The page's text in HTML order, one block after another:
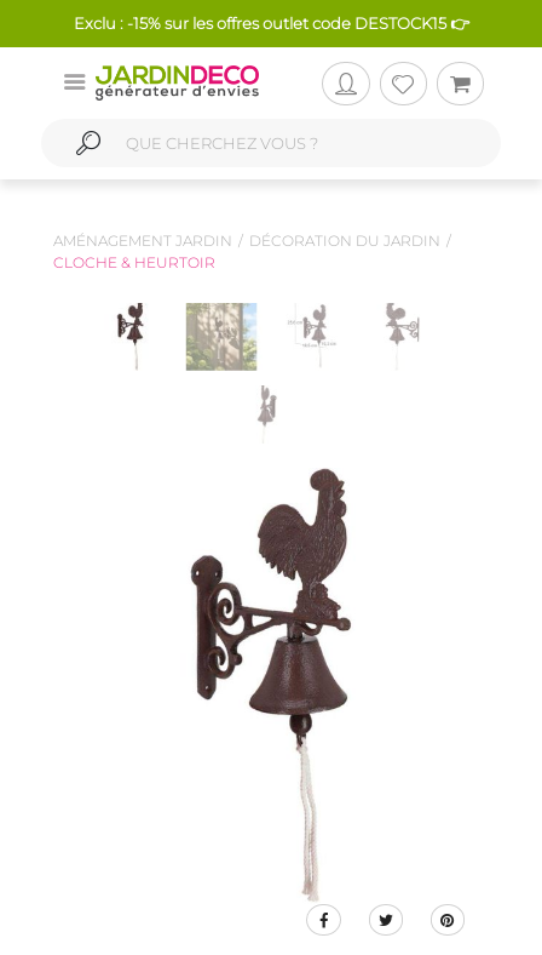
Exclu : -15% sur les offres outlet code DESTOCK15 👉
AMÉNAGEMENT JARDIN
DÉCORATION DU JARDIN
CLOCHE & HEURTOIR